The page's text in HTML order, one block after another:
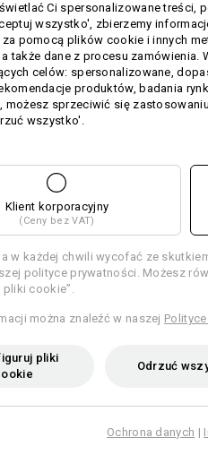
nie
Ci spersonalizowane treści,
wszystko', zbierzemy
pomocą plików cookie i innych
także dane z procesu zamówienia.
celów: spersonalizowane,
produktów, badania
możesz sprzeciwić się
wszystko'.
Klient korporacyjny
(Ceny bez VAT)
w każdej chwili wycofać ze
polityce prywatności. Możesz
pliki cookie”.
można znaleźć w naszej
pliki
Odrzuć
Ochrona danych |